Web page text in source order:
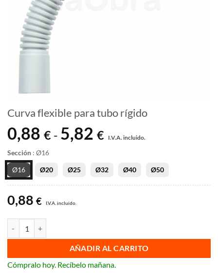
Curva flexible para tubo rígido
0,88 € - 5,82 €
de
desde
0,88 €
hasta
I.V.A. incluido.
Sección : Ø16
Ø16 Ø20 Ø25 Ø32 Ø40 Ø50
0,88 € I.V.A. incluido.
AÑADIR AL CARRITO
Cómpralo hoy. Recíbelo mañana.